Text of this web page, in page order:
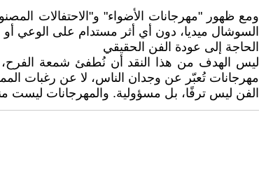
ومع ظهور "مهرجانات الأضواء" و"الاحتفالات
السوشال ميديا، دون أي أثر مستدام على الوعي أو
الحاجة إلى عودة الفن الحقيقي
ليس الهدف من هذا النقد أن نُطفئ شمعة الفرح،
مهرجانات تُعبّر عن وجدان الناس، لا عن رغبات
الفن ليس ترفًا، بل مسؤولية. والمهرجانات ليست